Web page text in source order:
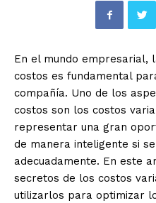
En el mundo empresarial,
costos es fundamental
compañía. Uno de los
costos son los costos
representar una gran
de manera inteligente si
adecuadamente. En este
secretos de los costos
utilizarlos para optimizar